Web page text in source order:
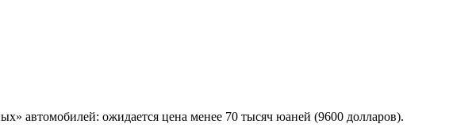
автомобилей: ожидается цена менее 70 тысяч юаней (9600 долларов).